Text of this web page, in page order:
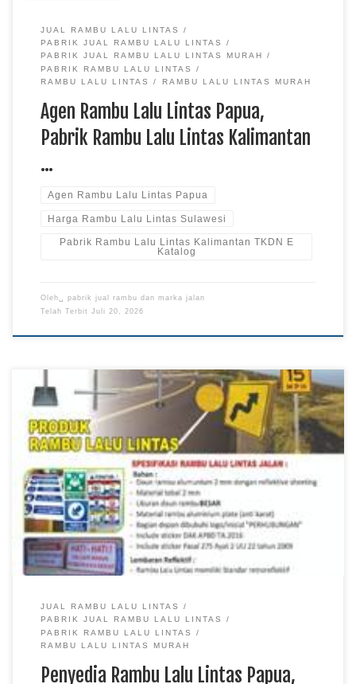
JUAL RAMBU LALU LINTAS
PABRIK JUAL RAMBU LALU LINTAS
PABRIK JUAL RAMBU LALU LINTAS MURAH
PABRIK RAMBU LALU LINTAS
RAMBU LALU LINTAS
RAMBU LALU LINTAS MURAH
Agen Rambu Lalu Lintas Papua,
Pabrik Rambu Lalu Lintas Kalimantan
…
Agen Rambu Lalu Lintas Papua
Harga Rambu Lalu Lintas Sulawesi
Pabrik Rambu Lalu Lintas Kalimantan TKDN E
Katalog
Oleh␣ pabrik jual rambu dan marka jalan
Telah Terbit Juli 20, 2026
Penyedia Rambu Lalu Lintas Papua, Produksi Rambu Lalu
Lintas Maluku Utara TKDN E Katalog, Jual Rambu Lalu Lintas
Kalimantan Kebutuhan rambu lalu lintas tidak hanya berkaitan
dengan pemasangan tanda di jalan, tetapi juga membutuhkan
produk yang memiliki konstruksi kuat dan tingkat keterbacaan
yang baik. Penyedia rambu lalu lintas menawarkan berbagai
[…]
JUAL RAMBU LALU LINTAS
PABRIK JUAL RAMBU LALU LINTAS
PABRIK RAMBU LALU LINTAS
RAMBU LALU LINTAS MURAH
Penyedia Rambu Lalu Lintas Papua,